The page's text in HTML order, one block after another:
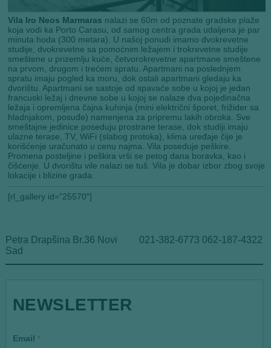
Vila Iro Neos Marmaras nalazi se 60m od poznate gradske plaže
koja vodi ka Porto Carasu, od samog centra grada udaljena je par
minuta hoda (300 metara). U našoj ponudi imamo dvokrevetne
studije, dvokrevetne sa pomoćnim ležajem i trokrevetne studije
smeštene u prizemlju kuće, četvorokrevetne apartmane smeštene
na prvom, drugom i trećem spratu. Apartmani na poslednjem
spratu imaju pogled ka moru, dok ostali apartmani gledaju ka
dvorištu. Apartmani se sastoje od spavaće sobe u kojoj je jedan
francuski ležaj i dnevne sobe u kojoj se nalaze dva pojedinačna
ležaja i opremljena čajna kuhinja (mini električni šporet, frižider sa
hladnjakom, posuđe) namenjena za pripremu lakih obroka. Sve
smeštajne jedinice poseduju prostrane terase, dok studiji imaju
ulazne terase, TV, WiFi (slabog protoka), klima uređaje čije je
korišćenje uračunato u cenu najma. Vila poseduje peškire.
Promena posteljine i peškira vrši se petog dana boravka, kao i
čišćenje. U dvorištu vile nalazi se tuš. Vila je dobar izbor zbog svoje
lokacije i blizine grada.
[rl_gallery id=”25570″]
Petra Drapšina Br.36 Novi
Sad
021-382-6773 062-187-4322
m
a
*
NEWSLETTER
Email *